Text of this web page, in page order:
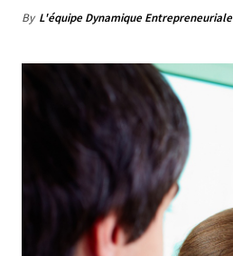
By L'équipe Dynamique Entrepreneuriale